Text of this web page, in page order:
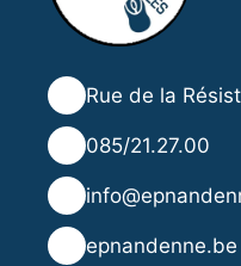
Rue de la
085/21.27.00
epnandenne.be